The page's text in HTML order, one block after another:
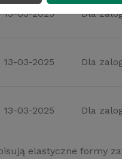
13-03-2025 Dla
13-03-2025 Dla
13-03-2025 Dla
elastyczne formy